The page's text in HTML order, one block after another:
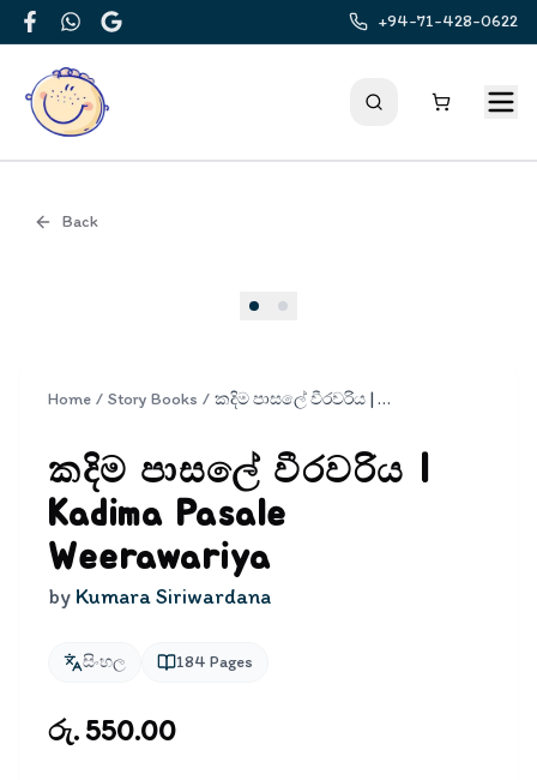
FacebookWhatsApp
Google
+94-71-428-0622
Back
Home / Story Books / කදිම පාසලේ වීරවරිය | Kadima Pasale Weerawariya
කදිම පාසලේ වීරවරිය |
Kadima Pasale
Weerawariya
by Kumara Siriwardana
සිංහල 184 Pages
රු. 550.00